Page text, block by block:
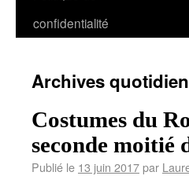
confidentialité
Archives
Costumes du
seconde moitié
Publié le 13 juin 2017par